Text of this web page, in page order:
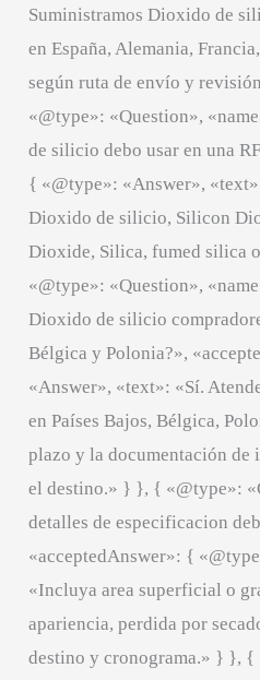
Suministramos Dioxido de
en España, Alemania,
según ruta de envío y
«@type»: «Question»,
de silicio debo usar en una
{ «@type»: «Answer»,
Dioxido de silicio, Silicon
Dioxide, Silica, fumed silica
«@type»: «Question»,
Dioxido de silicio
Bélgica y Polonia?»,
«Answer», «text»: «Sí.
en Países Bajos, Bélgica,
plazo y la documentación de
el destino.» } }, { «@type»:
detalles de especificacion
«acceptedAnswer»: {
«Incluya area superficial o
apariencia, perdida por
destino y cronograma.» } }, {